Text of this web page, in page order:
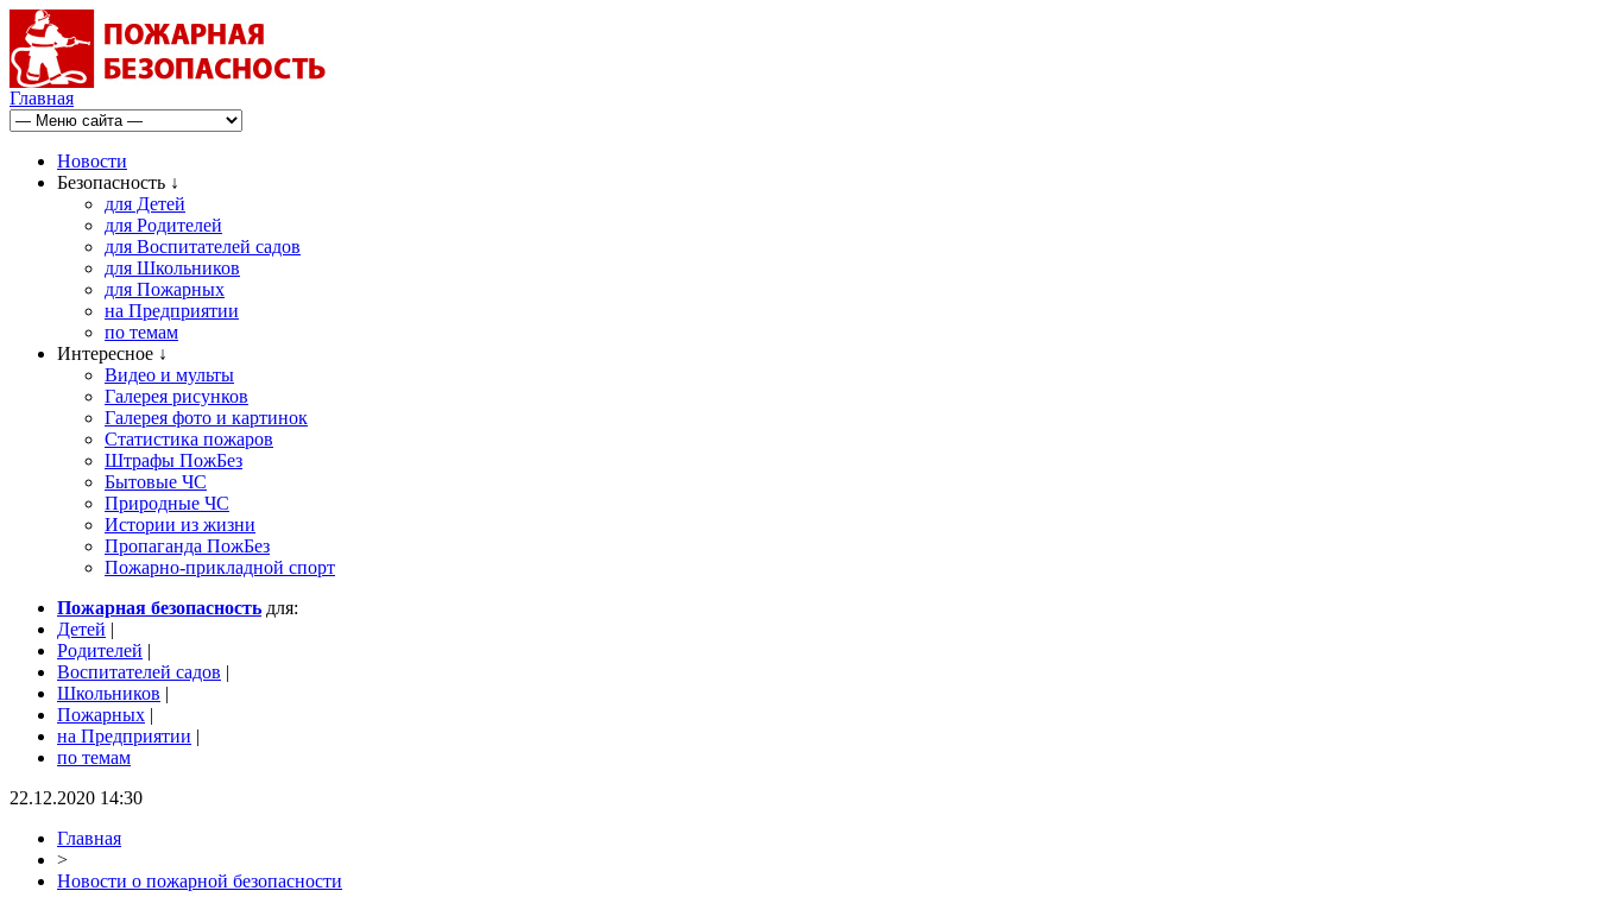
Главная
Новости
Безопасность ↓
для Детей
для Родителей
для Воспитателей садов
для Школьников
для Пожарных
на Предприятии
по темам
Интересное ↓
Видео и мульты
Галерея рисунков
Галерея фото и картинок
Статистика пожаров
Штрафы ПожБез
Бытовые ЧС
Природные ЧС
Истории из жизни
Пропаганда ПожБез
Пожарно-прикладной спорт
Пожарная безопасность для:
Детей |
Родителей |
Воспитателей садов |
Школьников |
Пожарных |
на Предприятии |
по темам
22.12.2020 14:30
Главная
>
Новости о пожарной безопасности